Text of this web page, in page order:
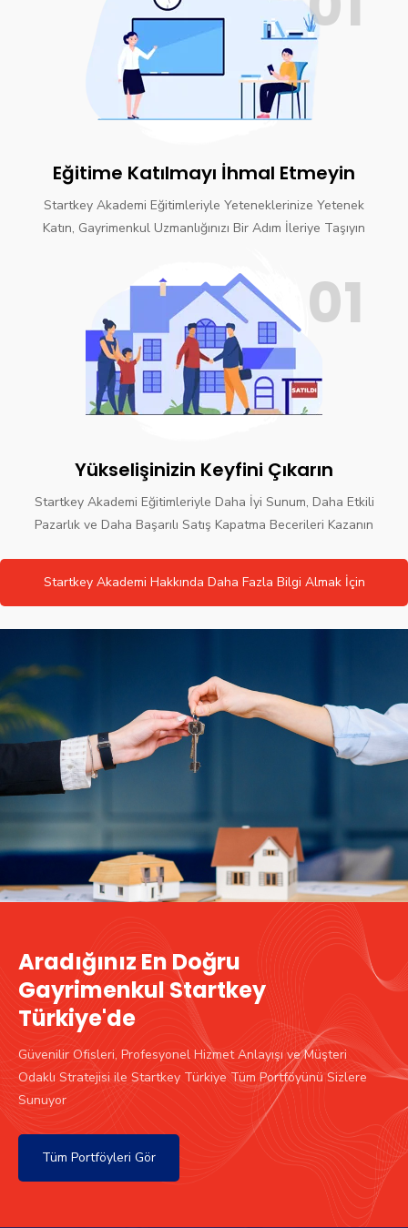
Eğitime Katılmayı İhmal Etmeyin
Startkey Akademi Eğitimleriyle Yeteneklerinize Yetenek
Katın, Gayrimenkul Uzmanlığınızı Bir Adım İleriye Taşıyın
01
Yükselişinizin Keyfini Çıkarın
Startkey Akademi Eğitimleriyle Daha İyi Sunum, Daha Etkili
Pazarlık ve Daha Başarılı Satış Kapatma Becerileri Kazanın
Startkey Akademi Hakkında Daha Fazla Bilgi Almak İçin
Aradığınız En Doğru
Gayrimenkul Startkey
Türkiye'de
Güvenilir Ofisleri, Profesyonel Hizmet Anlayışı ve Müşteri
Odaklı Stratejisi ile Startkey Türkiye Tüm Portföyünü Sizlere
Sunuyor
Tüm Portföyleri Gör